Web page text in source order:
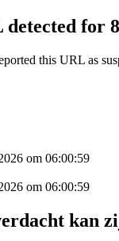
for
this URL as
om 06:00:59
om 06:00:59
kan